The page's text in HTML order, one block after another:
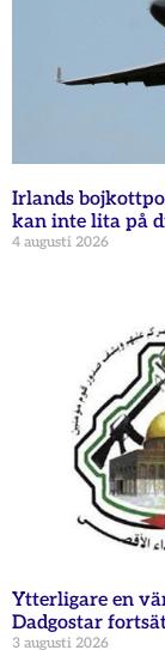
Irlands
kan inte lita på
4 augusti 2026
Ytterligare en
Dadgostar
3 augusti 2026